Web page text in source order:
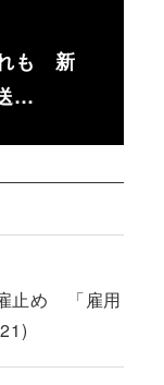
も 新
…
止め 「雇用